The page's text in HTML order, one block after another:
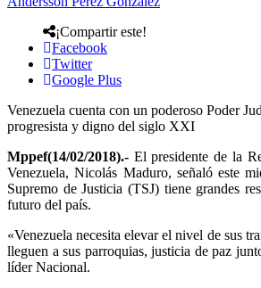
¡Compartir este!
Facebook
Twitter
Google Plus
Venezuela cuenta con un poderoso Poder
progresista y digno del siglo XXI
Mppef(14/02/2018).- El presidente de la
Venezuela, Nicolás Maduro, señaló este
Supremo de Justicia (TSJ) tiene grandes
futuro del país.
«Venezuela necesita elevar el nivel de sus
lleguen a sus parroquias, justicia de paz
líder Nacional.